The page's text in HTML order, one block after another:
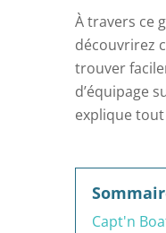
À travers ce
découvrirez
trouver
d’équipage
explique tout
Capt'n